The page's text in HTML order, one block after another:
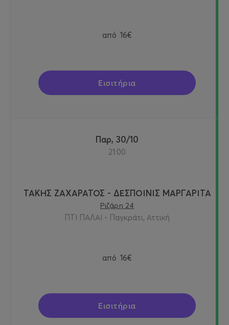
από 16€
Εισιτήρια
Παρ, 30/10
21:00
ΤΑΚΗΣ ΖΑΧΑΡΑΤΟΣ - ΔΕΣΠΟΙΝΙΣ ΜΑΡΓΑΡΙΤΑ
Ριζάρη 24
ΠΤΙ ΠΑΛΑΙ - Παγκράτι, Αττική
από 16€
Εισιτήρια